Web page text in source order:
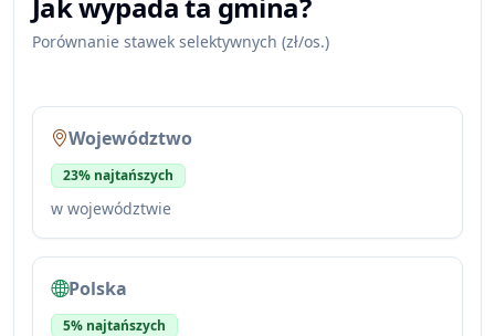
Porównanie stawek selektywnych (zł/os.)
Województwo
23% najtańszych
w województwie
Polska
5% najtańszych